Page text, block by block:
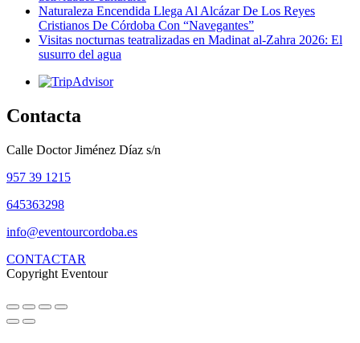
Naturaleza Encendida Llega Al Alcázar De Los Reyes
Cristianos De Córdoba Con “Navegantes”
Visitas nocturnas teatralizadas en Madinat al-Zahra 2026: El
susurro del agua
Contacta
Calle Doctor Jiménez Díaz s/n
957 39 1215
645363298
info@eventourcordoba.es
CONTACTAR
Copyright Eventour